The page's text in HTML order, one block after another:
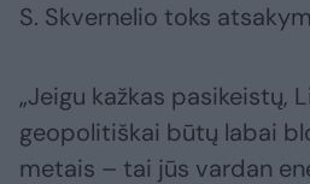
S. Skvernelio toks
„Jeigu kažkas pasikeistų,
geopolitiškai būtų labai
metais – tai jūs vardan